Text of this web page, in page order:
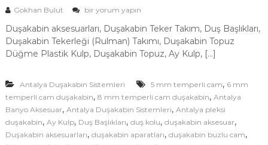
a
b
M
o
d
e
Gokhan Bulut
A
t
a
l
D
u
ş
k
a
bir yorum yapın
Duşakabin aksesuarları, Duşakabin Teker Takım, Duş Başlıkları,
Duşakabin Tekerleği (Rulman) Takımı, Duşakabin Topuz
Düğme Plastik Kulp, Duşakabin Topuz, Ay Kulp, […]
Antalya Duşakabin Sistemleri 5 mm temperli cam, 6 mm
temperli cam duşakabin, 8 mm temperli cam duşakabin, Antalya
Banyo Aksesuar, Antalya Duşakabin Sistemleri, Antalya pleksi
duşakabin, Ay Kulp, Duş Başlıkları, duş kolu, duşakabin aksesuar,
Duşakabin aksesuarları, duşakabin aparatları, duşakabin buzlu cam,